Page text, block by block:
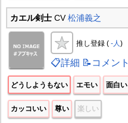
カエル剣士CV松浦義之
推し登録 ( -人 )
📋詳細 📝コメント
どうしようもない エモい 面白い
カッコいい 尊い 楽しい